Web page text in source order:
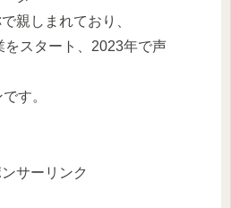
親しまれており、
をスタート、2023年で声
す。
サーリンク